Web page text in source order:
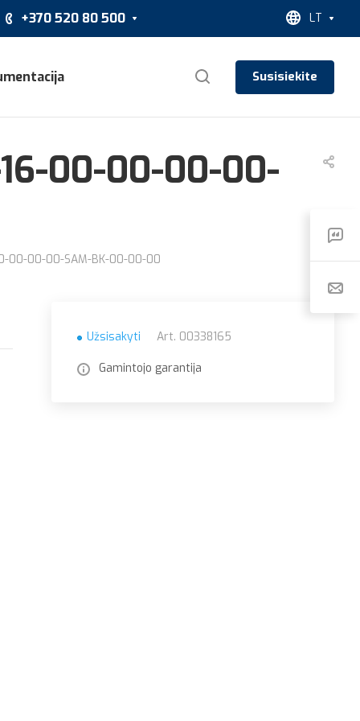
+370 520 80 500 LT
Susisiekite
00-00-00-00-
00-00-00-SAM-BK-00-00-00
Užsisakyti Art. 00338165
Gamintojo garantija